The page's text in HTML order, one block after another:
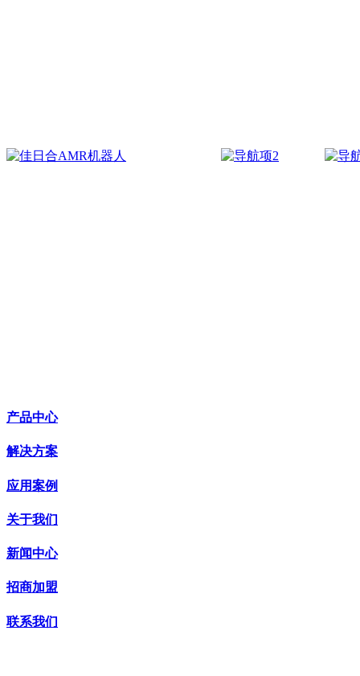
产品中心
解决方案
应用案例
关于我们
新闻中心
招商加盟
联系我们